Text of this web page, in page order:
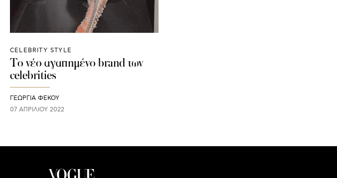
CELEBRITY STYLE
Το νέο αγαπημένο brand των
celebrities
ΓΕΩΡΓΙΑ ΦΕΚΟΥ
07 ΑΠΡΙΛΊΟΥ 2022